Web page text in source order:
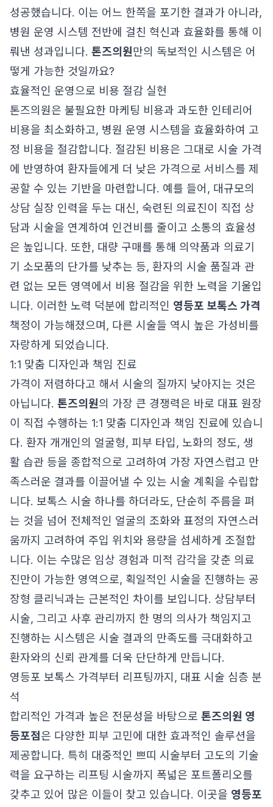
성공했습니다. 이는 어느 한쪽을 포기한 결과가 아니라,
병원 운영 시스템 전반에 걸친 혁신과 효율화를 통해 이
뤄낸 성과입니다. 톤즈의원만의 독보적인 시스템은 어
떻게 가능한 것일까요?
효율적인 운영으로 비용 절감 실현
톤즈의원은 불필요한 마케팅 비용과 과도한 인테리어
비용을 최소화하고, 병원 운영 시스템을 효율화하여 고
정 비용을 절감합니다. 절감된 비용은 그대로 시술 가격
에 반영하여 환자들에게 더 낮은 가격으로 서비스를 제
공할 수 있는 기반을 마련합니다. 예를 들어, 대규모의
상담 실장 인력을 두는 대신, 숙련된 의료진이 직접 상
담과 시술을 연계하여 인건비를 줄이고 소통의 효율성
은 높입니다. 또한, 대량 구매를 통해 의약품과 의료기
기 소모품의 단가를 낮추는 등, 환자의 시술 품질과 관
련 없는 모든 영역에서 비용 절감을 위한 노력을 기울입
니다. 이러한 노력 덕분에 합리적인 영등포 보톡스 가격
책정이 가능해졌으며, 다른 시술들 역시 높은 가성비를
자랑하게 되었습니다.
1:1 맞춤 디자인과 책임 진료
가격이 저렴하다고 해서 시술의 질까지 낮아지는 것은
아닙니다. 톤즈의원의 가장 큰 경쟁력은 바로 대표 원장
이 직접 수행하는 1:1 맞춤 디자인과 책임 진료에 있습니
다. 환자 개개인의 얼굴형, 피부 타입, 노화의 정도, 생
활 습관 등을 종합적으로 고려하여 가장 자연스럽고 만
족스러운 결과를 이끌어낼 수 있는 시술 계획을 수립합
니다. 보톡스 시술 하나를 하더라도, 단순히 주름을 펴
는 것을 넘어 전체적인 얼굴의 조화와 표정의 자연스러
움까지 고려하여 주입 위치와 용량을 섬세하게 조절합
니다. 이는 수많은 임상 경험과 미적 감각을 갖춘 의료
진만이 가능한 영역으로, 획일적인 시술을 진행하는 공
장형 클리닉과는 근본적인 차이를 보입니다. 상담부터
시술, 그리고 사후 관리까지 한 명의 의사가 책임지고
진행하는 시스템은 시술 결과의 만족도를 극대화하고
환자와의 신뢰 관계를 더욱 단단하게 만듭니다.
영등포 보톡스 가격부터 리프팅까지, 대표 시술 심층 분
석
합리적인 가격과 높은 전문성을 바탕으로 톤즈의원 영
등포점은 다양한 피부 고민에 대한 효과적인 솔루션을
제공합니다. 특히 대중적인 쁘띠 시술부터 고도의 기술
력을 요구하는 리프팅 시술까지 폭넓은 포트폴리오를
갖추고 있어 많은 이들이 찾고 있습니다. 이곳을 영등포